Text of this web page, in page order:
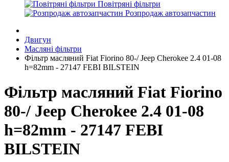
Повітряні фільтри
Розпродаж автозапчастин
Двигун
Масляні фільтри
Фільтр масляний Fiat Fiorino 80-/ Jeep Cherokee 2.4 01-08
h=82mm - 27147 FEBI BILSTEIN
Фільтр масляний Fiat Fiorino
80-/ Jeep Cherokee 2.4 01-08
h=82mm - 27147 FEBI
BILSTEIN